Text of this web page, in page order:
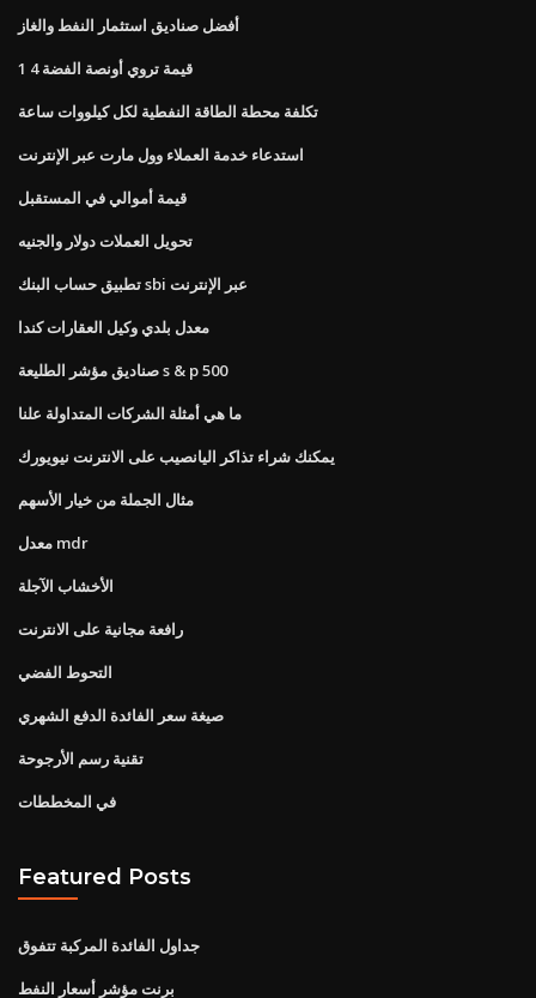
أفضل صناديق استثمار النفط والغاز
1 4 قيمة تروي أونصة الفضة
تكلفة محطة الطاقة النفطية لكل كيلووات ساعة
استدعاء خدمة العملاء وول مارت عبر الإنترنت
قيمة أموالي في المستقبل
تحويل العملات دولار والجنيه
تطبيق حساب البنك sbi عبر الإنترنت
معدل بلدي وكيل العقارات كندا
صناديق مؤشر الطليعة s & p 500
ما هي أمثلة الشركات المتداولة علنا
يمكنك شراء تذاكر اليانصيب على الانترنت نيويورك
مثال الجملة من خيار الأسهم
معدل mdr
الأخشاب الآجلة
رافعة مجانية على الانترنت
التحوط الفضي
صيغة سعر الفائدة الدفع الشهري
تقنية رسم الأرجوحة
في المخططات
Featured Posts
جداول الفائدة المركبة تتفوق
برنت مؤشر أسعار النفط